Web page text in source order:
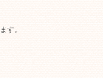
す。